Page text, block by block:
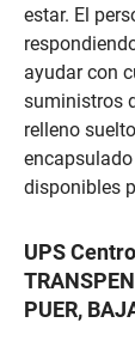
estar. El
ayudar con
suministros
relleno
disponibles
UPS
PUER,